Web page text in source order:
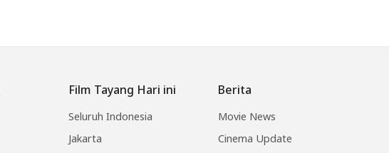
Film Tayang Hari ini
Seluruh Indonesia
Jakarta
Berita
Movie News
Cinema Update